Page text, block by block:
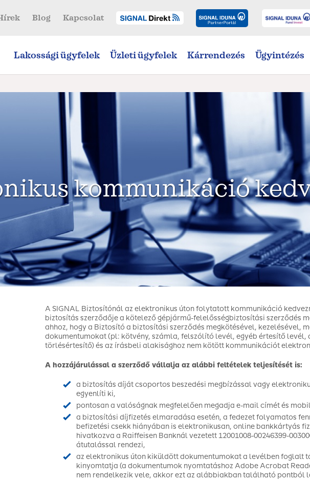
Blog Kapcsolat
Lakossági ügyfelek Üzleti ügyfelek Kárrendezés Ügyintézés
kommunikáció
A SIGNAL Biztosítónál az elektronikus úton folytatott kommunikáció
biztosítás szerződője a kötelező gépjármű-felelősségbiztosítási szerződés
ahhoz, hogy a Biztosító a biztosítási szerződés megkötésével, kezelésével,
dokumentumokat (pl: kötvény, számla, felszólító levél, egyéb értesítő
törlésértesítő) és az írásbeli alakisághoz nem kötött kommunikációt
A hozzájárulással a szerződő vállalja az alábbi feltételek teljesítését is:
a biztosítás díját csoportos beszedési megbízással vagy
egyenlíti ki,
pontosan a valóságnak megfelelően megadja e-mail címét és
a biztosítási díjfizetés elmaradása esetén, a fedezet folyamatos
befizetési csekk hiányában is elektronikusan, online bankkártyás
hivatkozva a Raiffeisen Banknál vezetett 12001008-00246399-
átutalással rendezi,
az elektronikus úton kiküldött dokumentumokat a levélben foglalt
kinyomtatja (a dokumentumok nyomtatáshoz Adobe Acrobat
nem rendelkezik vele, akkor ezt az alábbiakban található pontból